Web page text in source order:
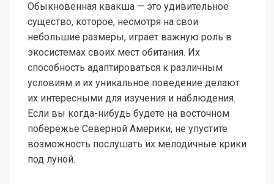
Обыкновенная квакша — это удивительное
существо, которое, несмотря на свои
небольшие размеры, играет важную роль в
экосистемах своих мест обитания. Их
способность адаптироваться к различным
условиям и их уникальное поведение делают
их интересными для изучения и наблюдения.
Если вы когда-нибудь будете на восточном
побережье Северной Америки, не упустите
возможность послушать их мелодичные крики
под луной.